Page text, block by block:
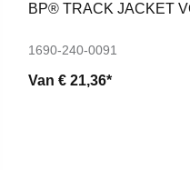
BP® TRACK JACKET
1690-240-0091
Van € 21,36*